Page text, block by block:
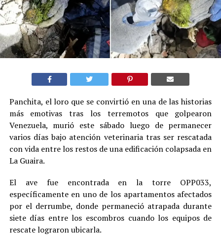
Panchita, el loro que se convirtió en una de las historias
más emotivas tras los terremotos que golpearon
Venezuela, murió este sábado luego de permanecer
varios días bajo atención veterinaria tras ser rescatada
con vida entre los restos de una edificación colapsada en
La Guaira.
El ave fue encontrada en la torre OPP033,
específicamente en uno de los apartamentos afectados
por el derrumbe, donde permaneció atrapada durante
siete días entre los escombros cuando los equipos de
rescate lograron ubicarla.